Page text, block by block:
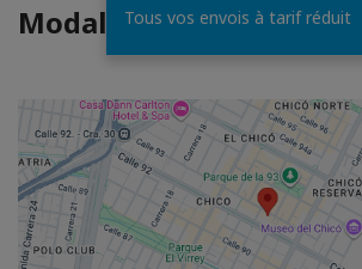
Modalités d'accès
Tous vos envois à tarif réduit